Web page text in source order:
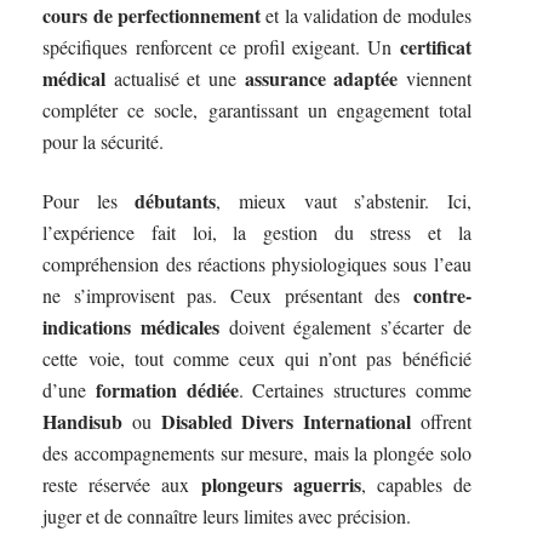
cours de perfectionnementet la validation de modules
spécifiques renforcent ce profil exigeant. Un certificat
médical actualisé et une assurance adaptée viennent
compléter ce socle, garantissant un engagement total
pour la sécurité.
Pour lesdébutants, mieux vaut s’abstenir. Ici,
l’expérience fait loi, la gestion du stress et la
compréhension des réactions physiologiques sous l’eau
ne s’improvisent pas. Ceux présentant des contre-
indications médicales doivent également s’écarter de
cette voie, tout comme ceux qui n’ont pas bénéficié
d’uneformation dédiée. Certaines structures comme
Handisub ou Disabled Divers Internationaloffrent
des accompagnements sur mesure, mais la plongée solo
reste réservée aux plongeurs aguerris, capables de
juger et de connaître leurs limites avec précision.